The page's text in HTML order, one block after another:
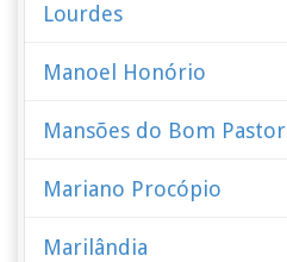
Lourdes
Manoel Honório
Mansões do Bom Pastor
Mariano Procópio
Marilândia